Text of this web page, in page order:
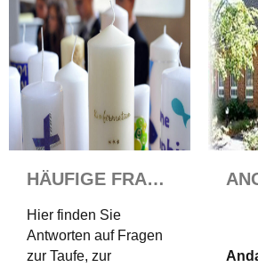
HÄUFIGE FRAGEN
Hier finden Sie
Antworten auf Fragen
zur Taufe, zur